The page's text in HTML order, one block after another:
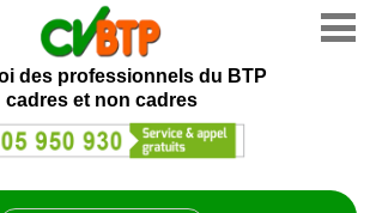
des professionnels du BTP
cadres et non cadres